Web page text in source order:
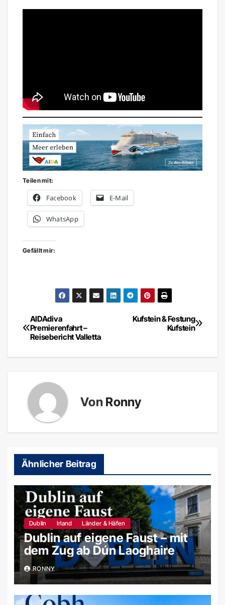
Teilen mit:
Facebook E-Mail
WhatsApp
Gefällt mir:
Beitragsnavigation
Kufstein & Festung
Kufstein
AIDAdiva
Premierenfahrt –
Reisebericht Valletta
Von Ronny
Ähnlicher Beitrag
Dublin Irland Länder & Häfen
Dublin auf eigene Faust – mit
dem Zug ab Dún Laoghaire
RONNY